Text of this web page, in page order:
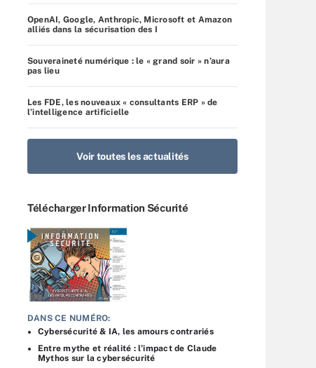
OpenAI, Google, Anthropic, Microsoft et Amazon
alliés dans la sécurisation des I
Souveraineté numérique : le « grand soir » n’aura
pas lieu
Les FDE, les nouveaux « consultants ERP » de
l’intelligence artificielle
Voir toutes les actualités
Télécharger Information Sécurité
DANS CE NUMÉRO:
Cybersécurité & IA, les amours contrariés
Entre mythe et réalité : l’impact de Claude
Mythos sur la cybersécurité